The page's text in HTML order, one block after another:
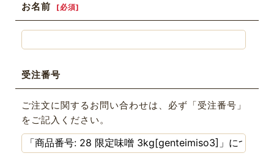
お名前 [必須]
受注番号
ご注文に関するお問い合わせは、必ず「受注番号」
をご記入ください。